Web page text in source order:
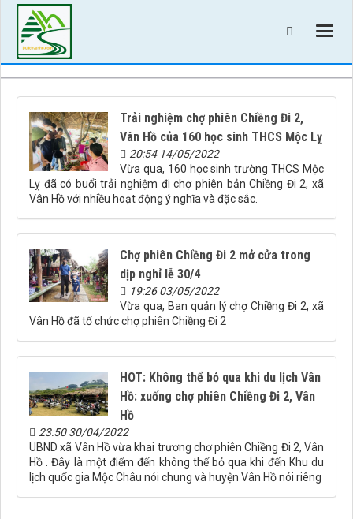
Trải nghiệm chợ phiên Chiềng Đi 2,
Vân Hồ của 160 học sinh THCS Mộc Lỵ
20:54 14/05/2022
Vừa qua, 160 học sinh trường THCS Mộc
Lỵ đã có buổi trải nghiệm đi chợ phiên bản Chiềng Đi 2, xã
Vân Hồ với nhiều hoạt động ý nghĩa và đặc sắc.
Chợ phiên Chiềng Đi 2 mở cửa trong
dịp nghỉ lễ 30/4
19:26 03/05/2022
Vừa qua, Ban quản lý chợ Chiềng Đi 2, xã
Vân Hồ đã tổ chức chợ phiên Chiềng Đi 2
HOT: Không thể bỏ qua khi du lịch Vân
Hồ: xuống chợ phiên Chiềng Đi 2, Vân
Hồ
23:50 30/04/2022
UBND xã Vân Hồ vừa khai trương chơ phiên Chiềng Đi 2, Vân
Hồ . Đây là một điểm đến không thể bỏ qua khi đến Khu du
lịch quốc gia Mộc Châu nói chung và huyện Vân Hồ nói riêng